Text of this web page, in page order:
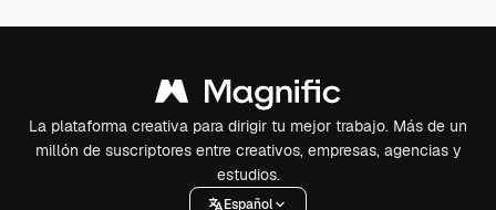
La plataforma creativa para dirigir tu mejor trabajo. Más de un
millón de suscriptores entre creativos, empresas, agencias y
estudios.
Español